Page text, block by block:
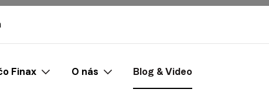
Finax O nás Blog & Video